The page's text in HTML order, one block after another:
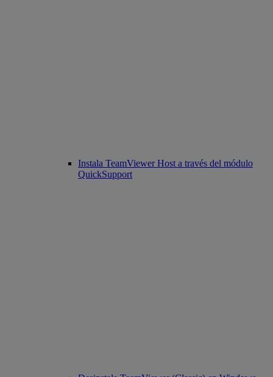
Instala TeamViewer Host a través del módulo
QuickSupport